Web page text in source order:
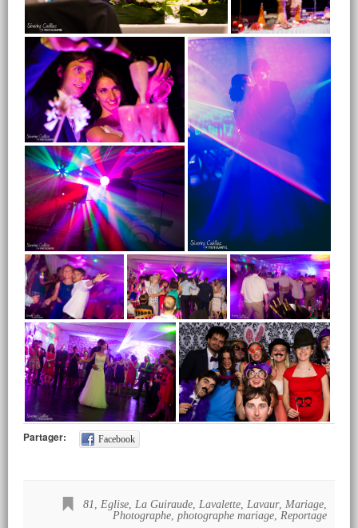
Partager: Facebook
81, Eglise, La Guiraude, Lavalette, Lavaur, Mariage,
Photographe, photographe mariage, Reportage